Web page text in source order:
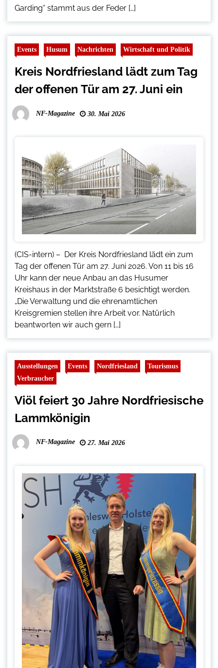
Garding“ stammt aus der Feder […]
Events Husum Nachrichten Wirtschaft und Politik
Kreis Nordfriesland lädt zum Tag
der offenen Tür am 27. Juni ein
NF-Magazine 30. Mai 2026
(CIS-intern) – Der Kreis Nordfriesland lädt ein zum
Tag der offenen Tür am 27. Juni 2026. Von 11 bis 16
Uhr kann der neue Anbau an das Husumer
Kreishaus in der Marktstraße 6 besichtigt werden.
„Die Verwaltung und die ehrenamtlichen
Kreisgremien stellen ihre Arbeit vor. Natürlich
beantworten wir auch gern […]
Ausstellungen Events Nordfriesland
Tourismus
Verbraucher
Viöl feiert 30 Jahre Nordfriesische
Lammkönigin
NF-Magazine 27. Mai 2026